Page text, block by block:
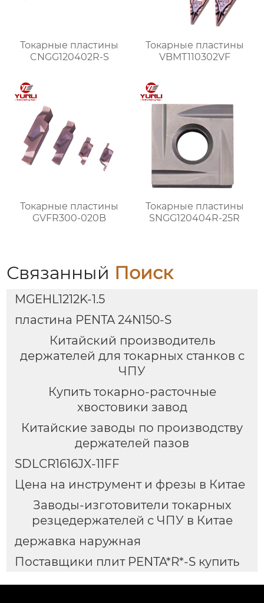
Токарные пластины
CNGG120402R-S
Токарные пластины
VBMT110302VF
Токарные пластины
GVFR300-020B
Токарные пластины
SNGG120404R-25R
Связанный Поиск
MGEHL1212K-1.5
пластина PENTA 24N150-S
Китайский производитель
держателей для токарных станков с
ЧПУ
Купить токарно-расточные
хвостовики завод
Китайские заводы по производству
держателей пазов
SDLCR1616JX-11FF
Цена на инструмент и фрезы в Китае
Заводы-изготовители токарных
резцедержателей с ЧПУ в Китае
державка наружная
Поставщики плит PENTA*R*-S купить